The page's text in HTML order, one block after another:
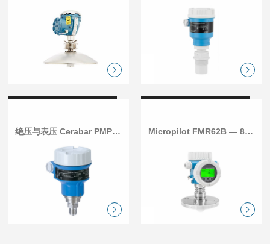
绝压与表压 Cerabar PMP51 Micropilot FMR62B — 80 GHz雷达液位计